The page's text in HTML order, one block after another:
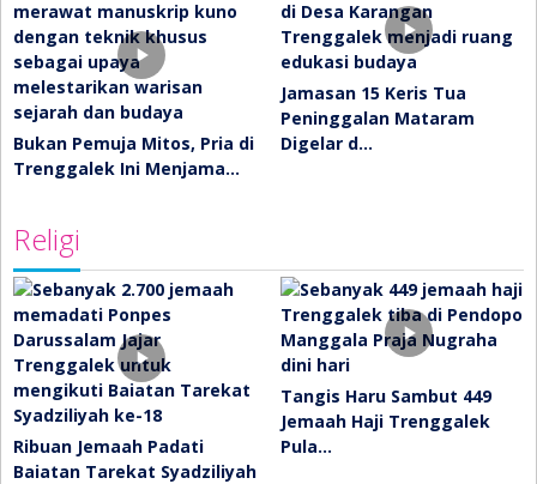
Bukan Pemuja Mitos, Pria di
Trenggalek Ini Menjama…
Jamasan 15 Keris Tua
Peninggalan Mataram
Digelar d…
Religi
Ribuan Jemaah Padati
Baiatan Tarekat Syadziliyah
Tangis Haru Sambut 449
Jemaah Haji Trenggalek
Pula…